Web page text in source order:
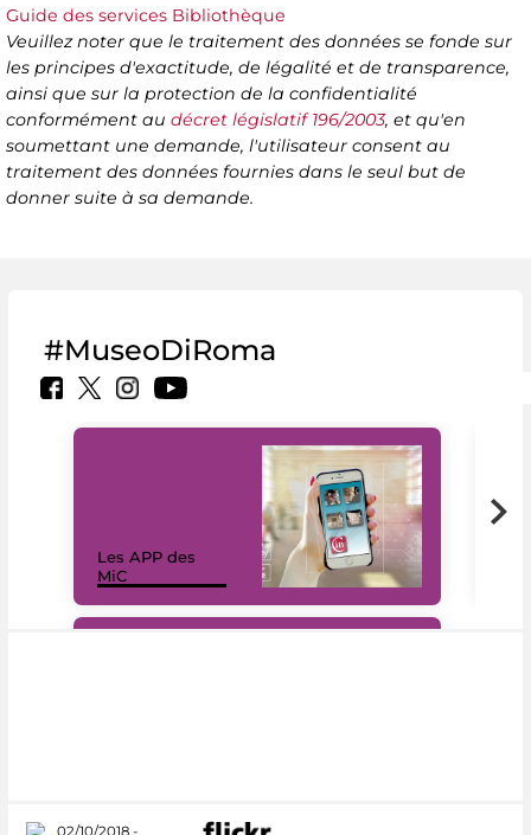
Guide des services Bibliothèque
Veuillez noter que le traitement des données se fonde sur
les principes d'exactitude, de légalité et de transparence,
ainsi que sur la protection de la confidentialité
conformément au décret législatif 196/2003, et qu'en
soumettant une demande, l'utilisateur consent au
traitement des données fournies dans le seul but de
donner suite à sa demande.
#MuseoDiRoma
Les APP des
MiC